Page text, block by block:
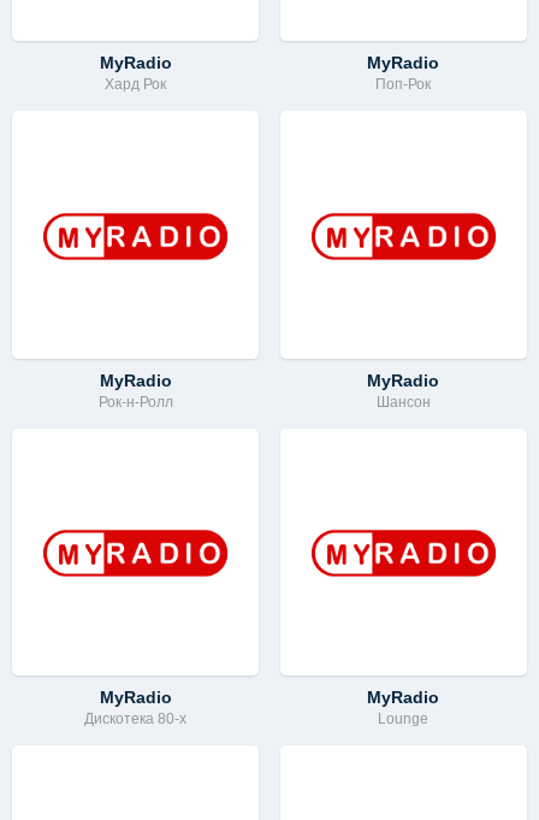
MyRadio
Хард Рок
MyRadio
Поп-Рок
MyRadio
Рок-н-Ролл
MyRadio
Шансон
MyRadio
Дискотека 80-х
MyRadio
Lounge